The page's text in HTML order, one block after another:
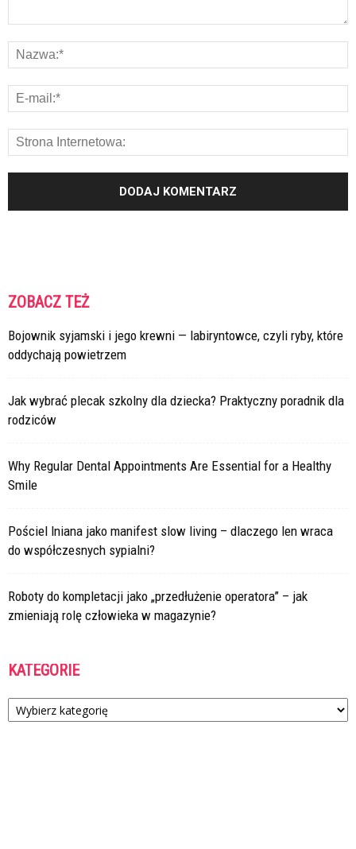
ZOBACZ TEŻ
Bojownik syjamski i jego krewni — labiryntowce, czyli ryby, które
oddychają powietrzem
Jak wybrać plecak szkolny dla dziecka? Praktyczny poradnik dla
rodziców
Why Regular Dental Appointments Are Essential for a Healthy
Smile
Pościel lniana jako manifest slow living – dlaczego len wraca
do współczesnych sypialni?
Roboty do kompletacji jako „przedłużenie operatora” – jak
zmieniają rolę człowieka w magazynie?
KATEGORIE
Kategorie